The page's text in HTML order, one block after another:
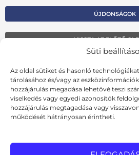
Süti
Az oldal sütiket és hasonló
tárolásához és/vagy az
hozzájárulás megadása lehetővé teszi
viselkedés vagy egyedi azonosítók
hozzájárulás megtagadása vagy
működését hátrányosan érintheti.
ÚJDONSÁGOK
VISSZA AZ ELŐZŐ
Kosár
Fiók
Adatvédelmi
Cookie